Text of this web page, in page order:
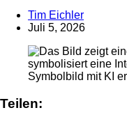
Tim Eichler
Juli 5, 2026
Symbolbild mit KI
Teilen: